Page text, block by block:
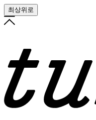
최상위로